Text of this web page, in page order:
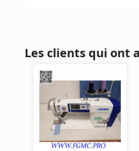
Les clients qui ont